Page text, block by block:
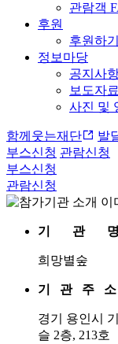
관람객
후원
후원하기
정보마당
공지사
보도자료
사진 및
함께웃는재단
발
부스신청 관람신청
부스신청
관람신청
기 관 명
희망별숲
기 관 주 소
경기 용인시
슬 2층, 213호